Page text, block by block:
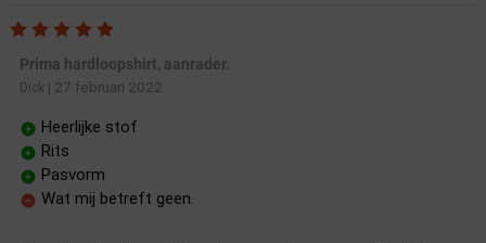
Prima hardloopshirt, aanrader.
Dick| 27 februari 2022
Heerlijke stof
Rits
Pasvorm
Wat mij betreft geen.